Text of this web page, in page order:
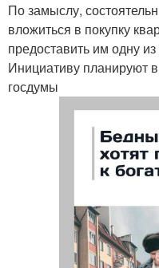
По замыслу,
вложиться в покупку
предоставить им одну
Инициативу планируют
госдумы